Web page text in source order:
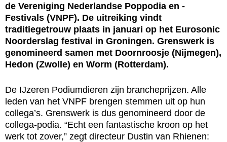
de Vereniging Nederlandse Poppodia en -
Festivals (VNPF). De uitreiking vindt
traditiegetrouw plaats in januari op het Eurosonic
Noorderslag festival in Groningen. Grenswerk is
genomineerd samen met Doornroosje (Nijmegen),
Hedon (Zwolle) en Worm (Rotterdam).
De IJzeren Podiumdieren zijn brancheprijzen. Alle
leden van het VNPF brengen stemmen uit op hun
collega’s. Grenswerk is dus genomineerd door de
collega-podia. “Echt een fantastische kroon op het
werk tot zover,” zegt directeur Dustin van Rhienen: